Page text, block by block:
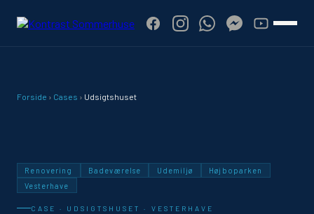
Forside › Cases › Udsigtshuset
Renovering Badeværelse Udemiljø
Højboparken
Vesterhave
CASE · UDSIGTSHUSET · VESTERHAVE